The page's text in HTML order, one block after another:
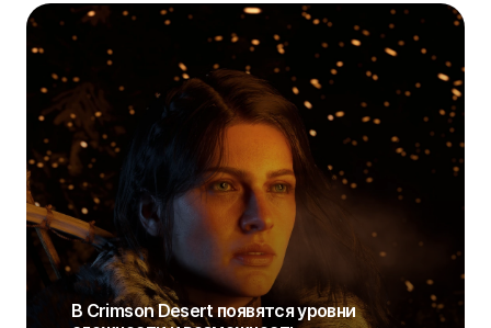
В Crimson Desert появятся уровни